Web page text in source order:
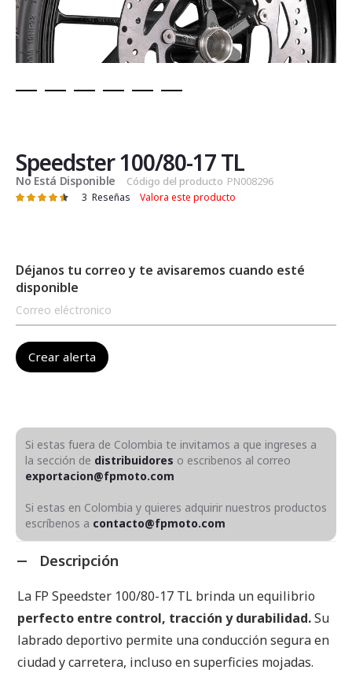
de
la
galería
de
Speedster 100/80-17 TL
No Está Disponible Código del producto PN008296
Valoración: 3 Reseñas Valora este producto
Déjanos tu correo y te avisaremos cuando esté
disponible
Si estas fuera de Colombia te invitamos a que ingreses a
la sección de distribuidores o escribenos al correo
exportacion@fpmoto.com
Si estas en Colombia y quieres adquirir nuestros productos
escríbenos a contacto@fpmoto.com
Descripción
La FP Speedster 100/80-17 TL brinda un equilibrio
perfecto entre control, tracción y durabilidad.Su
labrado deportivo permite una conducción segura en
ciudad y carretera, incluso en superficies mojadas.